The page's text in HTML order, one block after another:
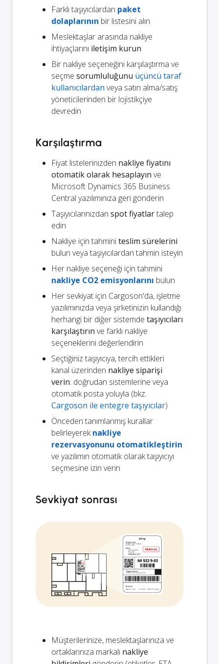
Farklı taşıyıcılardan paket
dolaplarının bir listesini alın
Meslektaşlar arasında nakliye
ihtiyaçlarını iletişim kurun
Bir nakliye seçeneğini karşılaştırma ve
seçme sorumluluğunu üçüncü taraf
kullanıcılardan veya satın alma/satış
yöneticilerinden bir lojistikçiye
devredin
Karşılaştırma
Fiyat listelerinizden nakliye fiyatını
otomatik olarak hesaplayın ve
Microsoft Dynamics 365 Business
Central yazılımınıza geri gönderin
Taşıyıcılarınızdan spot fiyatlartalep
edin
Nakliye için tahminiteslim sürelerini
bulun veya taşıyıcılardan tahmin isteyin
Her nakliye seçeneği için tahmini
nakliye CO2 emisyonlarını bulun
Her sevkiyat için Cargoson'da, işletme
yazılımınızda veya şirketinizin kullandığı
herhangi bir diğer sistemde taşıyıcıları
karşılaştırın ve farklı nakliye
seçeneklerini değerlendirin
Seçtiğiniz taşıyıcıya, tercih ettikleri
kanal üzerinden nakliye siparişi
verin: doğrudan sistemlerine veya
otomatik posta yoluyla (bkz.
Cargoson ile entegre taşıyıcılar)
Önceden tanımlanmış kurallar
belirleyereknakliye
rezervasyonunu otomatikleştirin
ve yazılımın otomatik olarak taşıyıcıyı
seçmesine izin verin
Sevkiyat sonrası
Müşterilerinize, meslektaşlarınıza ve
ortaklarınıza markalı nakliye